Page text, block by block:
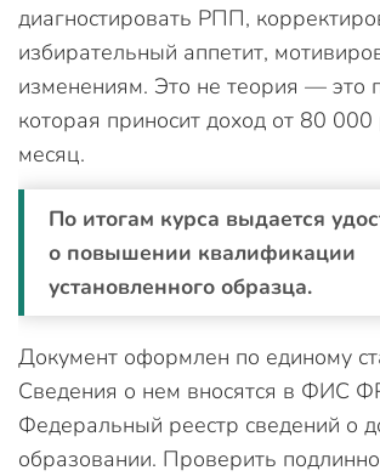
диагностировать РПП,
избирательный аппетит,
изменениям. Это не теория — это
которая приносит доход от 80 000
месяц.
По итогам курса выдается
о повышении квалификации
установленного образца.
Документ оформлен по единому
Сведения о нем вносятся в ФИС
Федеральный реестр сведений о
образовании. Проверить